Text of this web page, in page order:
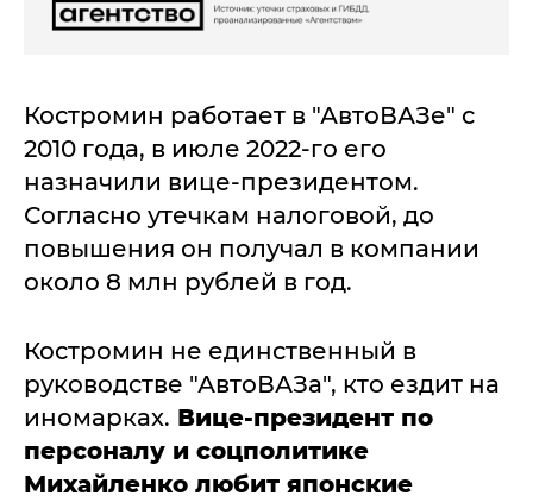
Костромин работает в "АвтоВАЗе" с
2010 года, в июле 2022-го его
назначили вице-президентом.
Согласно утечкам налоговой, до
повышения он получал в компании
около 8 млн рублей в год.
Костромин не единственный в
руководстве "АвтоВАЗа", кто ездит на
иномарках. Вице-президент по
персоналу и соцполитике
Михайленко любит японские